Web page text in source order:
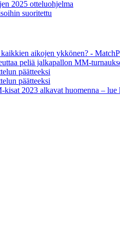
2025 otteluohjelma
suoritettu
aikojen ykkönen? -
peliä jalkapallon MM-
päätteeksi
päätteeksi
kisat 2023 alkavat huomenna –